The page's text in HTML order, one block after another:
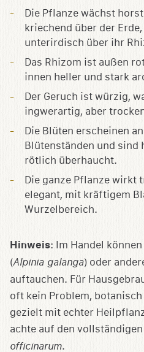
Die Pflanze wächst
kriechend über der
unterirdisch über ihr
Das Rhizom ist außen
innen heller und stark
Der Geruch ist würzig,
ingwerartig, aber
Die Blüten erscheinen
Blütenständen und
rötlich überhaucht.
Die ganze Pflanze
elegant, mit kräftigem
Wurzelbereich.
Hinweis: Im Handel
(Alpinia galanga) oder
auftauchen. Für
oft kein Problem, botanisch
gezielt mit echter
achte auf den vollständigen
officinarum.